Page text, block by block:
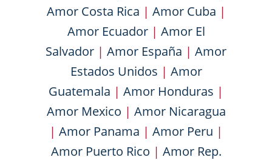
Amor Costa Rica | Amor Cuba |
Amor Ecuador| Amor El
Salvador | Amor España | Amor
Estados Unidos | Amor
Guatemala | Amor Honduras |
Amor Mexico | Amor Nicaragua
| Amor Panama | Amor Peru |
Amor Puerto Rico | Amor Rep.